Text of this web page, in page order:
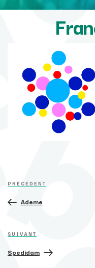
de
l’article
Article
PRÉCÉDENT
Ademe
Article
SUIVANT
Spedidam